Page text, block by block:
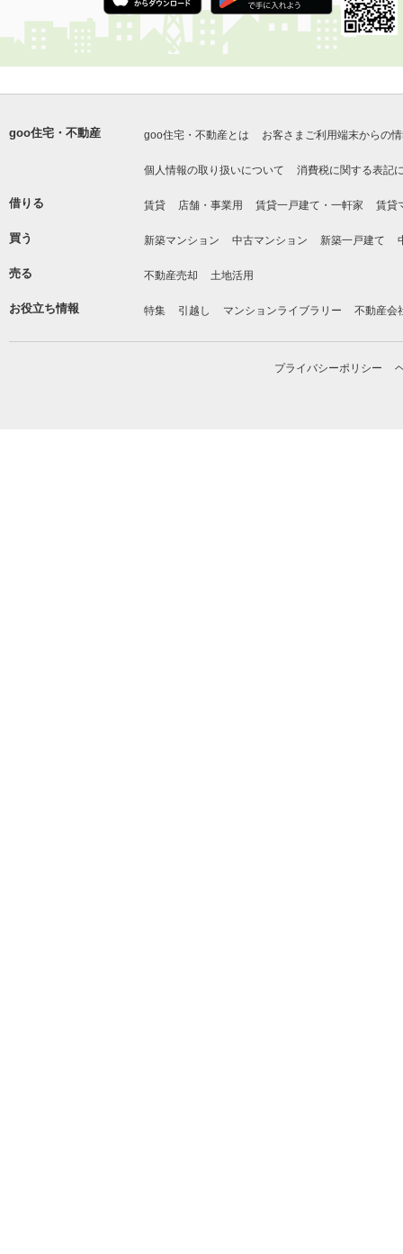
goo住宅・不動産 goo住宅・不動産とは お客さまご利用端末からの
個人情報の取り扱いについて 消費税に関する表記
借りる 賃貸 店舗・事業用 賃貸一戸建て・一軒家 賃貸
買う 新築マンション 中古マンション 新築一戸建て
売る 不動産売却 土地活用
お役立ち情報 特集 引越し マンションライブラリー 不動産会
プライバシーポリシー